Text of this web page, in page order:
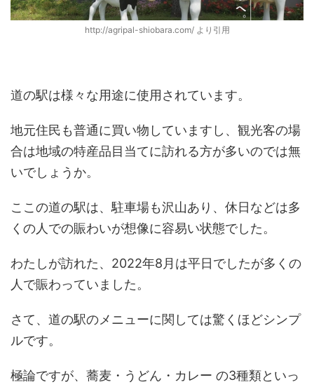
http://agripal-shiobara.com/ より引用
道の駅は様々な用途に使用されています。
地元住民も普通に買い物していますし、観光客の場
合は地域の特産品目当てに訪れる方が多いのでは無
いでしょうか。
ここの道の駅は、駐車場も沢山あり、休日などは多
くの人での賑わいが想像に容易い状態でした。
わたしが訪れた、2022年8月は平日でしたが多くの
人で賑わっていました。
さて、道の駅のメニューに関しては驚くほどシンプ
ルです。
極論ですが、蕎麦・うどん・カレー の3種類といっ